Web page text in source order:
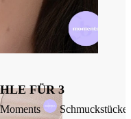
FÜR 3
Schmuckstücke.